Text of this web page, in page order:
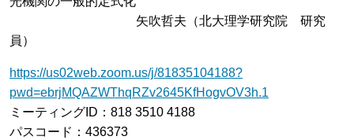
矢吹哲夫（北大理学研究院 研究
員）
https://us02web.zoom.us/j/81835104188?
pwd=ebrjMQAZWThqRZv2645KfHogvOV3h.1
ミーティングID：818 3510 4188
パスコード：436373